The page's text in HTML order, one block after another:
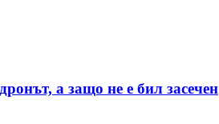
а защо не е бил засечен